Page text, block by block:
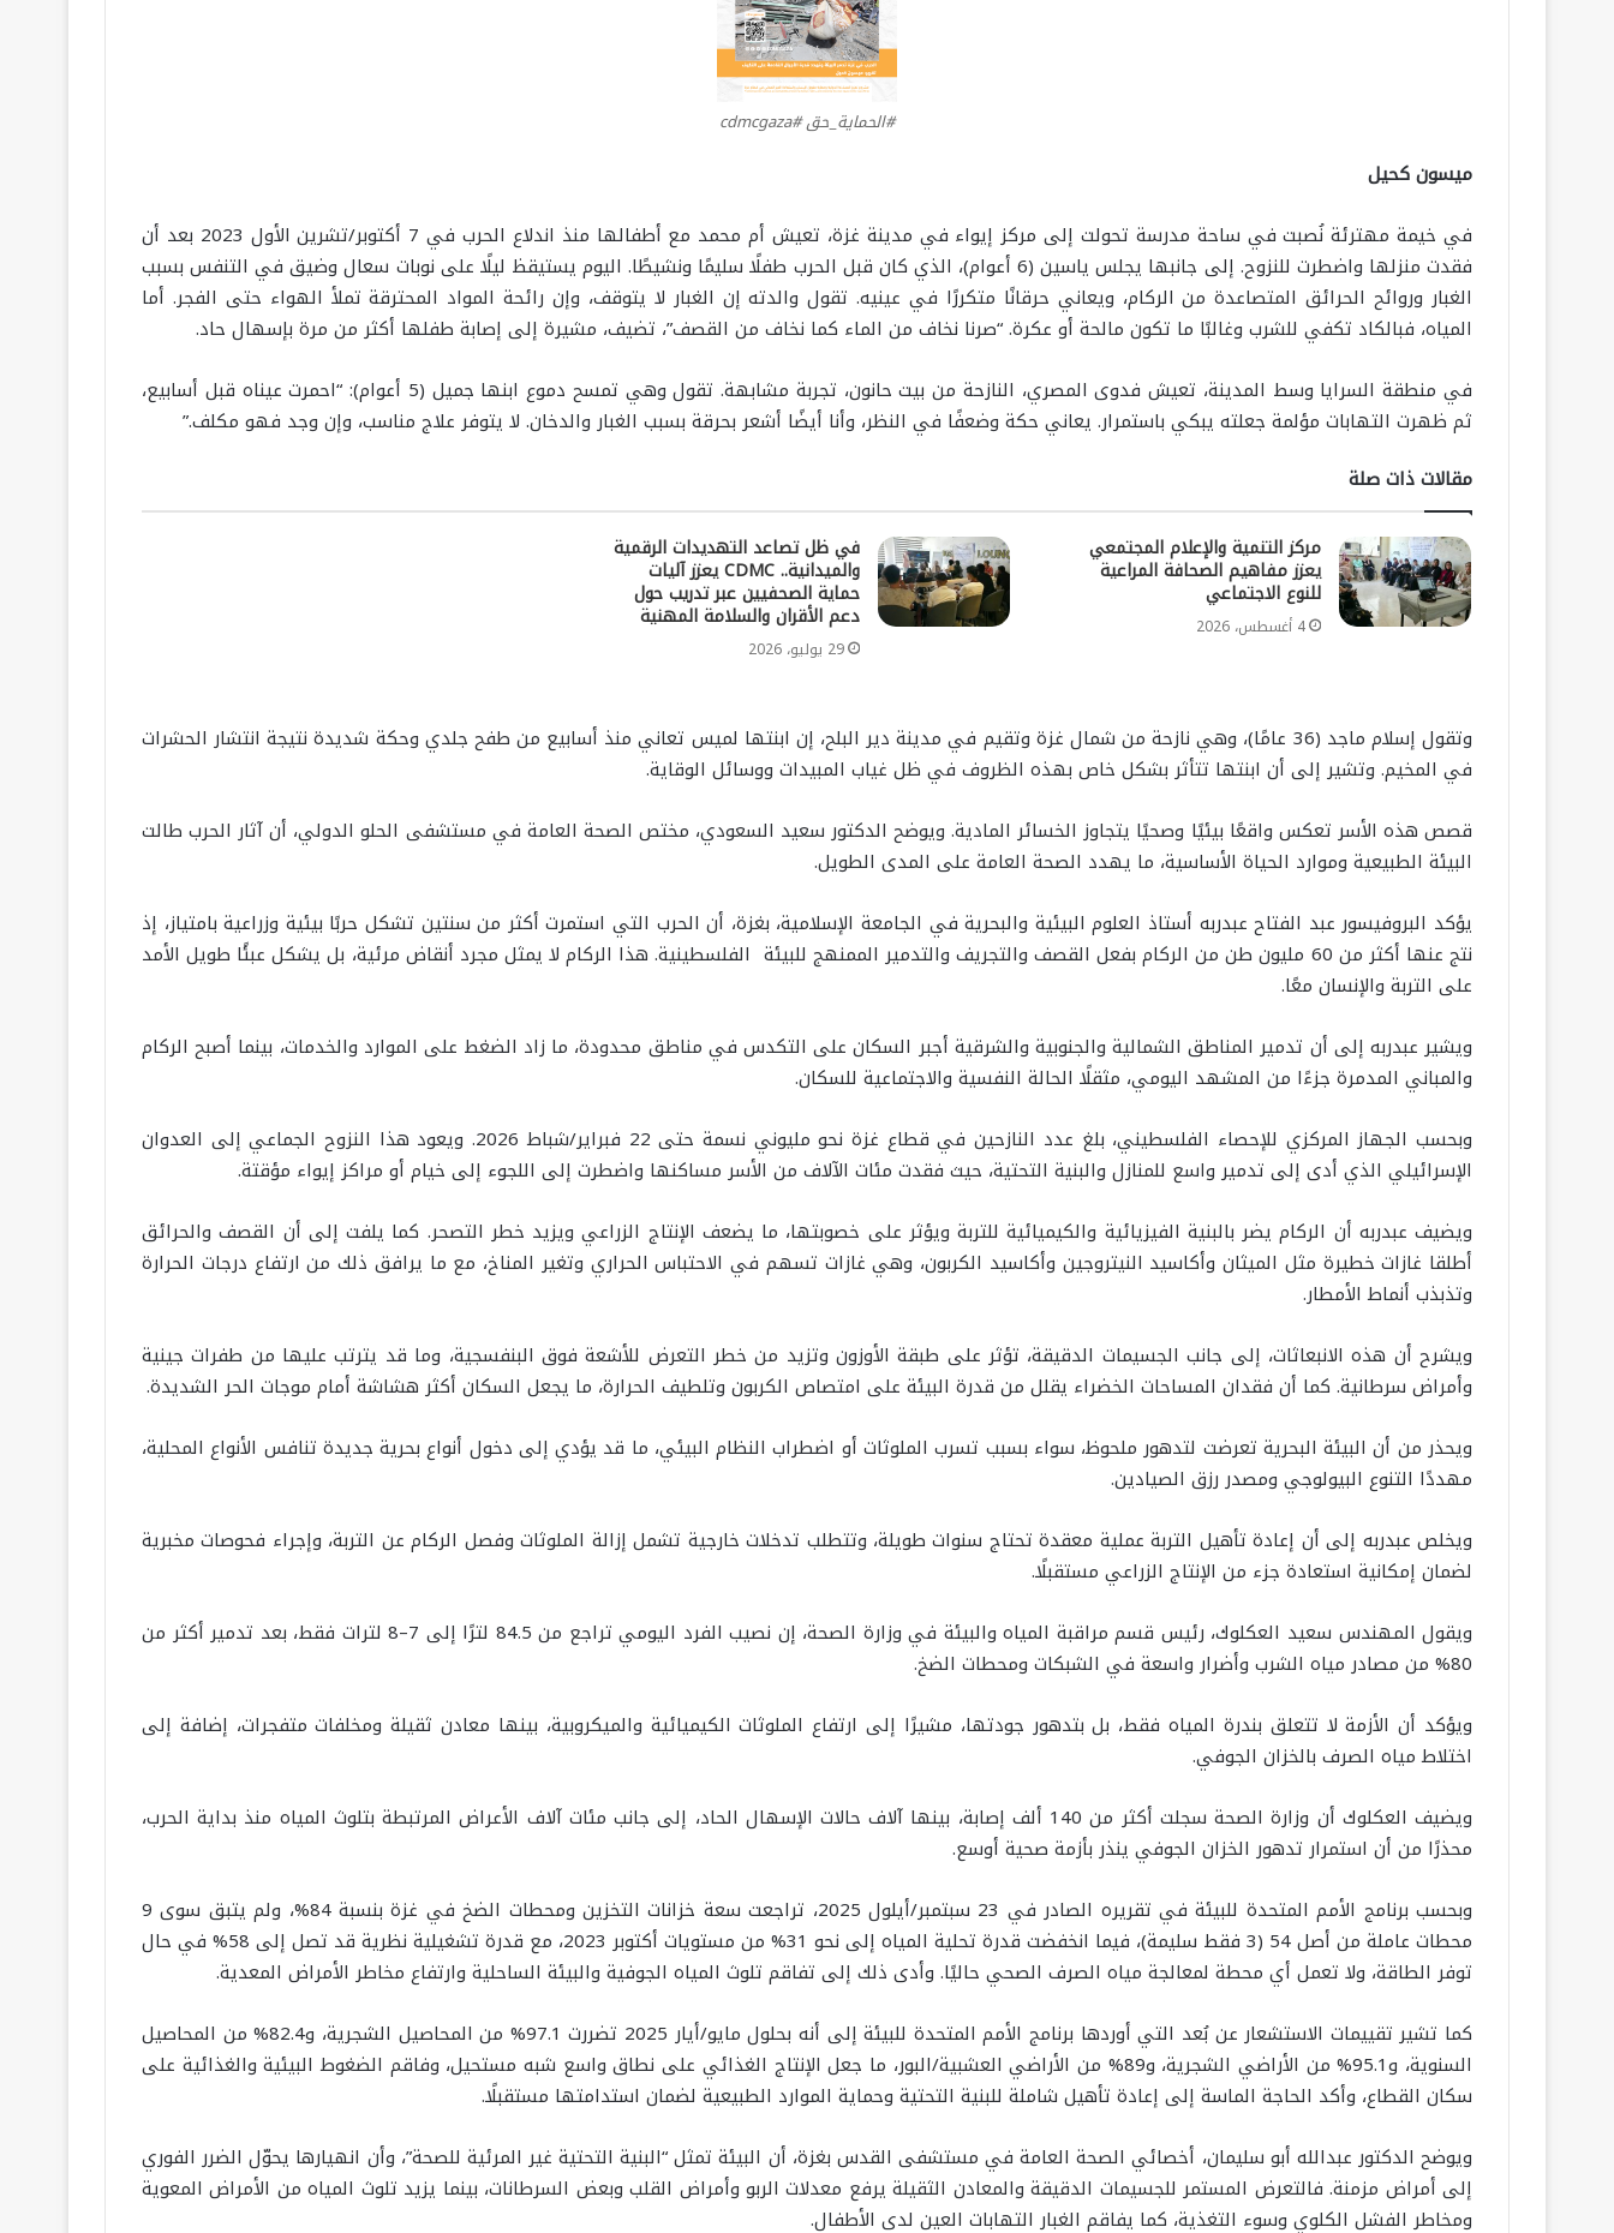
#الحماية_حق #cdmcgaza
ميسون كحيل
في خيمة مهترئة نُصبت في ساحة مدرسة تحولت إلى مركز إيواء في مدينة غزة، تعيش أم محمد مع أطفالها منذ اندلاع الحرب في 7 أكتوبر/تشرين الأول 2023 بعد أن
فقدت منزلها واضطرت للنزوح. إلى جانبها يجلس ياسين (6 أعوام)، الذي كان قبل الحرب طفلًا سليمًا ونشيطًا. اليوم يستيقظ ليلًا على نوبات سعال وضيق في التنفس بسبب
الغبار وروائح الحرائق المتصاعدة من الركام، ويعاني حرقانًا متكررًا في عينيه. تقول والدته إن الغبار لا يتوقف، وإن رائحة المواد المحترقة تملأ الهواء حتى الفجر. أما
المياه، فبالكاد تكفي للشرب وغالبًا ما تكون مالحة أو عكرة. “صرنا نخاف من الماء كما نخاف من القصف”، تضيف، مشيرة إلى إصابة طفلها أكثر من مرة بإسهال حاد.
في منطقة السرايا وسط المدينة، تعيش فدوى المصري، النازحة من بيت حانون، تجربة مشابهة. تقول وهي تمسح دموع ابنها جميل (5 أعوام): “احمرت عيناه قبل أسابيع،
ثم ظهرت التهابات مؤلمة جعلته يبكي باستمرار. يعاني حكة وضعفًا في النظر، وأنا أيضًا أشعر بحرقة بسبب الغبار والدخان. لا يتوفر علاج مناسب، وإن وجد فهو مكلف.”
مقالات ذات صلة
مركز التنمية والإعلام المجتمعي
يعزز مفاهيم الصحافة المراعية
للنوع الاجتماعي
4 أغسطس، 2026
في ظل تصاعد التهديدات الرقمية
والميدانية.. CDMC يعزز آليات
حماية الصحفيين عبر تدريب حول
دعم الأقران والسلامة المهنية
29 يوليو، 2026
وتقول إسلام ماجد (36 عامًا)، وهي نازحة من شمال غزة وتقيم في مدينة دير البلح، إن ابنتها لميس تعاني منذ أسابيع من طفح جلدي وحكة شديدة نتيجة انتشار الحشرات
في المخيم. وتشير إلى أن ابنتها تتأثر بشكل خاص بهذه الظروف في ظل غياب المبيدات ووسائل الوقاية.
قصص هذه الأسر تعكس واقعًا بيئيًا وصحيًا يتجاوز الخسائر المادية. ويوضح الدكتور سعيد السعودي، مختص الصحة العامة في مستشفى الحلو الدولي، أن آثار الحرب طالت
البيئة الطبيعية وموارد الحياة الأساسية، ما يهدد الصحة العامة على المدى الطويل.
يؤكد البروفيسور عبد الفتاح عبدربه أستاذ العلوم البيئية والبحرية في الجامعة الإسلامية، بغزة، أن الحرب التي استمرت أكثر من سنتين تشكل حربًا بيئية وزراعية بامتياز، إذ
نتج عنها أكثر من 60 مليون طن من الركام بفعل القصف والتجريف والتدمير الممنهج للبيئة الفلسطينية. هذا الركام لا يمثل مجرد أنقاض مرئية، بل يشكل عبئًا طويل الأمد
على التربة والإنسان معًا.
ويشير عبدربه إلى أن تدمير المناطق الشمالية والجنوبية والشرقية أجبر السكان على التكدس في مناطق محدودة، ما زاد الضغط على الموارد والخدمات، بينما أصبح الركام
والمباني المدمرة جزءًا من المشهد اليومي، مثقلًا الحالة النفسية والاجتماعية للسكان.
وبحسب الجهاز المركزي للإحصاء الفلسطيني، بلغ عدد النازحين في قطاع غزة نحو مليوني نسمة حتى 22 فبراير/شباط 2026. ويعود هذا النزوح الجماعي إلى العدوان
الإسرائيلي الذي أدى إلى تدمير واسع للمنازل والبنية التحتية، حيث فقدت مئات الآلاف من الأسر مساكنها واضطرت إلى اللجوء إلى خيام أو مراكز إيواء مؤقتة.
ويضيف عبدربه أن الركام يضر بالبنية الفيزيائية والكيميائية للتربة ويؤثر على خصوبتها، ما يضعف الإنتاج الزراعي ويزيد خطر التصحر. كما يلفت إلى أن القصف والحرائق
أطلقا غازات خطيرة مثل الميثان وأكاسيد النيتروجين وأكاسيد الكربون، وهي غازات تسهم في الاحتباس الحراري وتغير المناخ، مع ما يرافق ذلك من ارتفاع درجات الحرارة
وتذبذب أنماط الأمطار.
ويشرح أن هذه الانبعاثات، إلى جانب الجسيمات الدقيقة، تؤثر على طبقة الأوزون وتزيد من خطر التعرض للأشعة فوق البنفسجية، وما قد يترتب عليها من طفرات جينية
وأمراض سرطانية. كما أن فقدان المساحات الخضراء يقلل من قدرة البيئة على امتصاص الكربون وتلطيف الحرارة، ما يجعل السكان أكثر هشاشة أمام موجات الحر الشديدة.
ويحذر من أن البيئة البحرية تعرضت لتدهور ملحوظ، سواء بسبب تسرب الملوثات أو اضطراب النظام البيئي، ما قد يؤدي إلى دخول أنواع بحرية جديدة تنافس الأنواع المحلية،
مهددًا التنوع البيولوجي ومصدر رزق الصيادين.
ويخلص عبدربه إلى أن إعادة تأهيل التربة عملية معقدة تحتاج سنوات طويلة، وتتطلب تدخلات خارجية تشمل إزالة الملوثات وفصل الركام عن التربة، وإجراء فحوصات مخبرية
لضمان إمكانية استعادة جزء من الإنتاج الزراعي مستقبلًا.
ويقول المهندس سعيد العكلوك، رئيس قسم مراقبة المياه والبيئة في وزارة الصحة، إن نصيب الفرد اليومي تراجع من 84.5 لترًا إلى 7–8 لترات فقط، بعد تدمير أكثر من
80% من مصادر مياه الشرب وأضرار واسعة في الشبكات ومحطات الضخ.
ويؤكد أن الأزمة لا تتعلق بندرة المياه فقط، بل بتدهور جودتها، مشيرًا إلى ارتفاع الملوثات الكيميائية والميكروبية، بينها معادن ثقيلة ومخلفات متفجرات، إضافة إلى
اختلاط مياه الصرف بالخزان الجوفي.
ويضيف العكلوك أن وزارة الصحة سجلت أكثر من 140 ألف إصابة، بينها آلاف حالات الإسهال الحاد، إلى جانب مئات آلاف الأعراض المرتبطة بتلوث المياه منذ بداية الحرب،
محذرًا من أن استمرار تدهور الخزان الجوفي ينذر بأزمة صحية أوسع.
وبحسب برنامج الأمم المتحدة للبيئة في تقريره الصادر في 23 سبتمبر/أيلول 2025، تراجعت سعة خزانات التخزين ومحطات الضخ في غزة بنسبة 84%، ولم يتبق سوى 9
محطات عاملة من أصل 54 (3 فقط سليمة)، فيما انخفضت قدرة تحلية المياه إلى نحو 31% من مستويات أكتوبر 2023، مع قدرة تشغيلية نظرية قد تصل إلى 58% في حال
توفر الطاقة، ولا تعمل أي محطة لمعالجة مياه الصرف الصحي حاليًا. وأدى ذلك إلى تفاقم تلوث المياه الجوفية والبيئة الساحلية وارتفاع مخاطر الأمراض المعدية.
كما تشير تقييمات الاستشعار عن بُعد التي أوردها برنامج الأمم المتحدة للبيئة إلى أنه بحلول مايو/أيار 2025 تضررت 97.1% من المحاصيل الشجرية، و82.4% من المحاصيل
السنوية، و95.1% من الأراضي الشجرية، و89% من الأراضي العشبية/البور، ما جعل الإنتاج الغذائي على نطاق واسع شبه مستحيل، وفاقم الضغوط البيئية والغذائية على
سكان القطاع، وأكد الحاجة الماسة إلى إعادة تأهيل شاملة للبنية التحتية وحماية الموارد الطبيعية لضمان استدامتها مستقبلًا.
ويوضح الدكتور عبدالله أبو سليمان، أخصائي الصحة العامة في مستشفى القدس بغزة، أن البيئة تمثل “البنية التحتية غير المرئية للصحة”، وأن انهيارها يحوّل الضرر الفوري
إلى أمراض مزمنة. فالتعرض المستمر للجسيمات الدقيقة والمعادن الثقيلة يرفع معدلات الربو وأمراض القلب وبعض السرطانات، بينما يزيد تلوث المياه من الأمراض المعوية
ومخاطر الفشل الكلوي وسوء التغذية، كما يفاقم الغبار التهابات العين لدى الأطفال.